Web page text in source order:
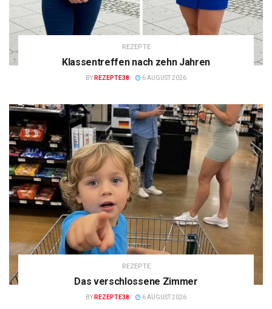
REZEPTE
Klassentreffen nach zehn Jahren
BY REZEPTE38 6 AUGUST 2026
REZEPTE
Das verschlossene Zimmer
BY REZEPTE38 6 AUGUST 2026